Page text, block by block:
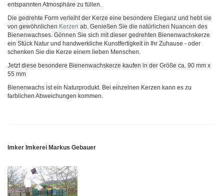
entspannten Atmosphäre zu füllen.
Die gedrehte Form verleiht der Kerze eine besondere Eleganz und hebt sie
von gewöhnlichen Kerzen ab. Genießen Sie die natürlichen Nuancen des
Bienenwachses. Gönnen Sie sich mit dieser gedrehten Bienenwachskerze
ein Stück Natur und handwerkliche Kunstfertigkeit in Ihr Zuhause - oder
schenken Sie die Kerze einem lieben Menschen.
Jetzt diese besondere Bienenwachskerze kaufen in der Größe ca. 90 mm x
55 mm
Bienenwachs ist ein Naturprodukt. Bei einzelnen Kerzen kann es zu
farblichen Abweichungen kommen.
Imker Imkerei Markus Gebauer